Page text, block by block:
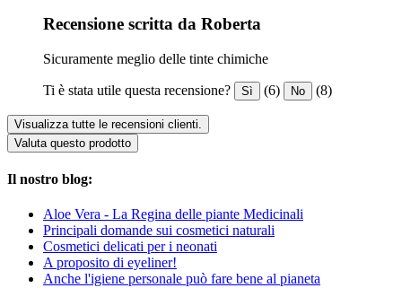
Recensione scritta da Roberta
Sicuramente meglio delle tinte chimiche
Ti è stata utile questa recensione? Sì (6) No (8)
Visualizza tutte le recensioni clienti.
Valuta questo prodotto
Il nostro blog:
Aloe Vera - La Regina delle piante Medicinali
Principali domande sui cosmetici naturali
Cosmetici delicati per i neonati
A proposito di eyeliner!
Anche l'igiene personale può fare bene al pianeta